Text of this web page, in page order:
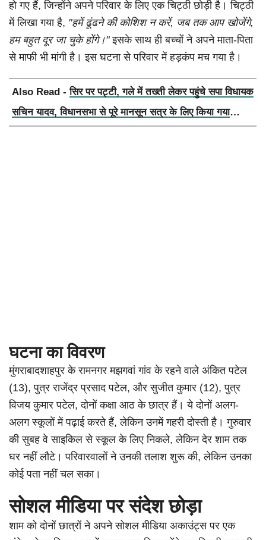
हो गए हैं, जिन्होंने अपने परिवार के लिए एक चिट्ठी छोड़ी है। चिट्ठी
में लिखा गया है, "हमें ढूंढने की कोशिश न करें, जब तक आप खोजेंगे,
हम बहुत दूर जा चुके होंगे।"इसके साथ ही बच्चों ने अपने माता-पिता
से माफी भी मांगी है। इस घटना से परिवार में हड़कंप मच गया है।
Also Read -सिर पर पट्टी, गले में तख्ती लेकर पहुंचे सपा विधायक
सचिन यादव, विधानसभा से पूरे मानसून सत्र के लिए किया गया
घटना का विवरण
मुंगराबादशाहपुर के रामनगर मझगवां गांव के रहने वाले अंकित पटेल
(13), पुत्र राजेंद्र प्रसाद पटेल, और सुजीत कुमार (12), पुत्र
विजय कुमार पटेल, दोनों कक्षा आठ के छात्र हैं। ये दोनों अलग-
अलग स्कूलों में पढ़ाई करते हैं, लेकिन उनमें गहरी दोस्ती है। गुरुवार
की सुबह वे साइकिल से स्कूल के लिए निकले, लेकिन देर शाम तक
घर नहीं लौटे। परिवारवालों ने उनकी तलाश शुरू की, लेकिन उनका
कोई पता नहीं चल सका।
सोशल मीडिया पर संदेश छोड़ा
शाम को दोनों छात्रों ने अपने सोशल मीडिया अकाउंट्स पर एक